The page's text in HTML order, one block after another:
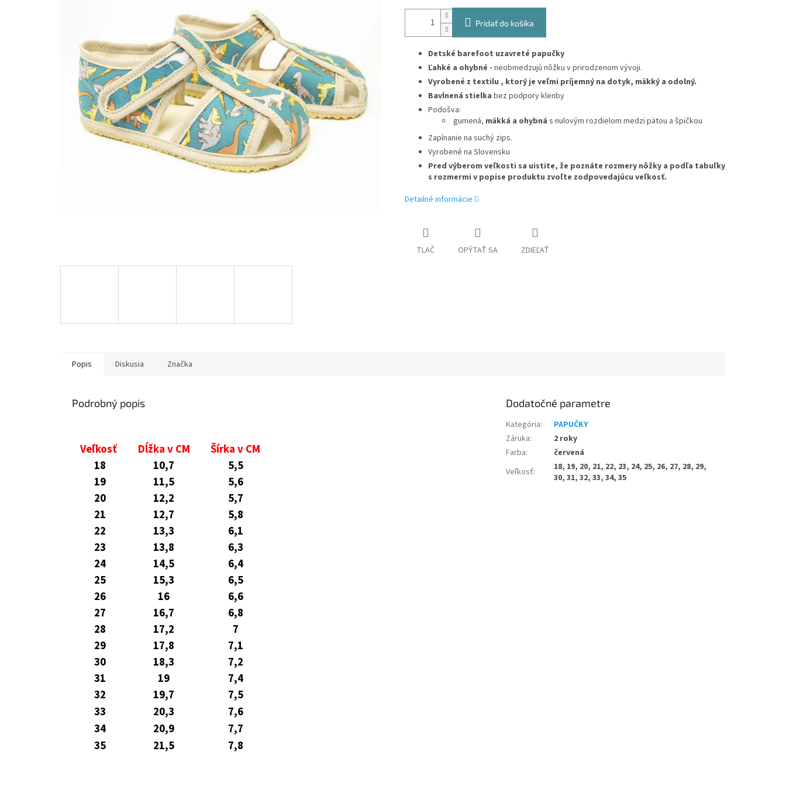
Pridať do košíka
Detské barefoot uzavreté papučky
Ľahké a ohybné - neobmedzujú nôžku v prirodzenom vývoji.
Vyrobené z textilu , ktorý je veľmi príjemný na dotyk, mäkký a odolný.
Bavlnená stielka bez podpory klenby
Podošva:
gumená, mäkká a ohybná s nulovým rozdielom medzi pätou a špičkou
Zapínanie na suchý zips.
Vyrobené na Slovensku
Pred výberom veľkosti sa uistite, že poznáte rozmery nôžky a podľa tabuľky
s rozmermi v popise produktu zvoľte zodpovedajúcu veľkosť.
Detailné informácie
TLAČ OPÝTAŤ SA ZDIEĽAŤ
Popis Diskusia Značka
Podrobný popis
Veľkosť Dĺžka v CM
Šírka v CM
18
10,7
5,5
19
11,5
5,6
20
12,2
5,7
21
12,7
5,8
22
13,3
6,1
23
13,8
6,3
24
14,5
6,4
25
15,3
6,5
26
16
6,6
27
16,7
6,8
28
17,2
7
29
17,8
7,1
30
18,3
7,2
31
19
7,4
32
19,7
7,5
33
20,3
7,6
34
20,9
7,7
35
21,5 7,8
Dodatočné parametre
Kategória:
PAPUČKY
Záruka:
2 roky
Farba:
červená
Veľkosť:
18, 19, 20, 21, 22, 23, 24, 25, 26, 27, 28, 29,
30, 31, 32, 33, 34, 35